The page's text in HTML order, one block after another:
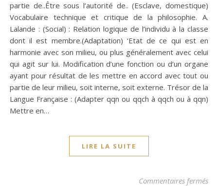
partie de..Être sous l’autorité de.. (Esclave, domestique)
Vocabulaire technique et critique de la philosophie. A.
Lalande : (Social) : Relation logique de l’individu à la classe
dont il est membre.(Adaptation) ‘Etat de ce qui est en
harmonie avec son milieu, ou plus généralement avec celui
qui agit sur lui. Modification d’une fonction ou d’un organe
ayant pour résultat de les mettre en accord avec tout ou
partie de leur milieu, soit interne, soit externe. Trésor de la
Langue Française : (Adapter qqn ou qqch à qqch ou à qqn)
Mettre en…
LIRE LA SUITE
Commentaires fermés